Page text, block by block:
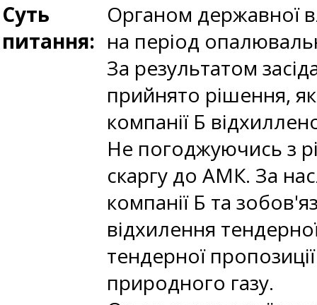
Суть
питання:
Органом державної
на період
За результатом
прийнято рішення,
компанії Б
Не погоджуючись з
скаргу до АМК. За
компанії Б та
відхилення
тендерної
природного газу.